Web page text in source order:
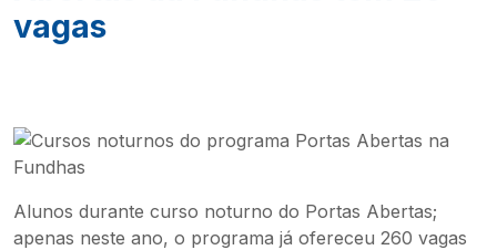
vagas
Alunos durante curso noturno do Portas Abertas;
apenas neste ano, o programa já ofereceu 260 vagas